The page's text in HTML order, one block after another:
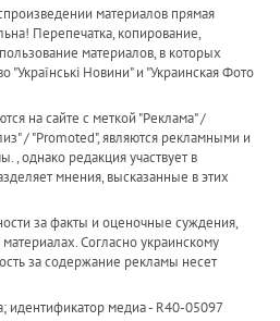
материалов прямая
Перепечатка, копирование,
материалов, в которых
"Українськi Новини" и "Украинская Фото
на сайте с меткой "Реклама" /
/ "Promoted", являются рекламными и
, однако редакция участвует в
мнения, высказанные в этих
за факты и оценочные суждения,
Согласно украинскому
за содержание рекламы несет
идентификатор медиа - R40-05097